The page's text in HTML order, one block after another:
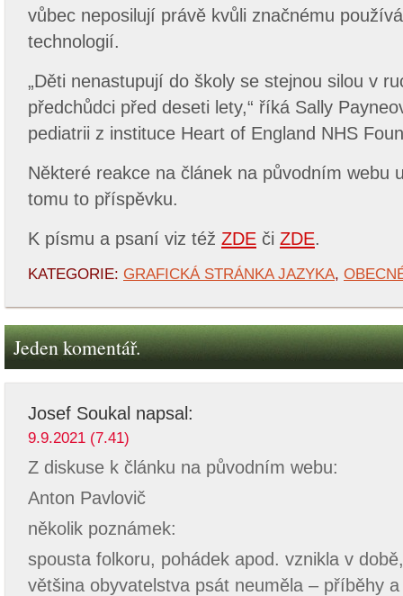
vůbec neposilují právě kvůli značnému
technologií.
„Děti nenastupují do školy se stejnou silou v
předchůdci před deseti lety,“ říká Sally
pediatrii z instituce Heart of England NHS
Některé reakce na článek na původním webu
tomu to příspěvku.
K písmu a psaní viz též ZDE či ZDE.
KATEGORIE: GRAFICKÁ STRÁNKA JAZYKA,
Jeden komentář.
Josef Soukal napsal:
9.9.2021 (7.41)
Z diskuse k článku na původním webu:
Anton Pavlovič
několik poznámek:
spousta folkoru, pohádek apod. vznikla v
většina obyvatelstva psát neuměla – příběhy